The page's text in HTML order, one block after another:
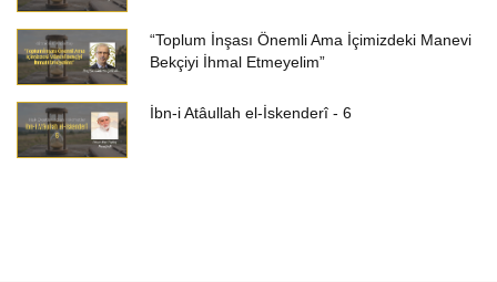
“Toplum İnşası Önemli Ama İçimizdeki Manevi
Bekçiyi İhmal Etmeyelim”
İbn-i Atâullah el-İskenderî - 6